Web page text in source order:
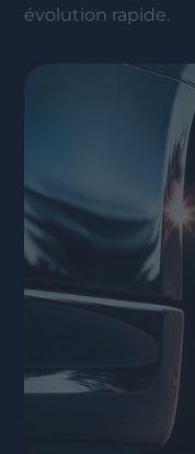
évolution rapide.